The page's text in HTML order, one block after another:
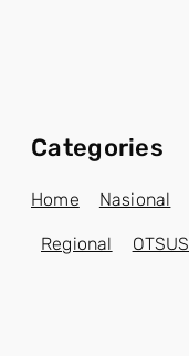
Categories
Home Nasional
Regional OTSUS